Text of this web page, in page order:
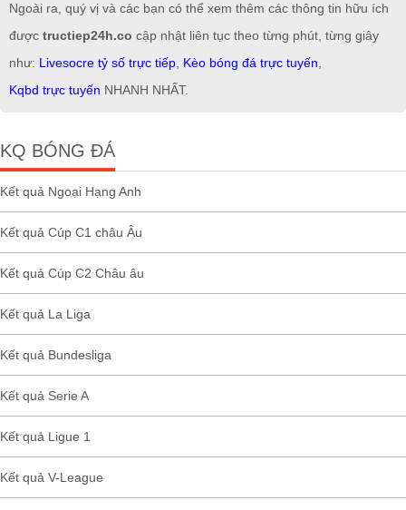
Ngoài ra, quý vị và các bạn có thể xem thêm các thông tin hữu ích
được tructiep24h.co cập nhật liên tục theo từng phút, từng giây
như: Livesocre tỷ số trực tiếp Kèo bóng đá trực tuyến
Kqbd trực tuyến NHANH NHẤT.
KQ BÓNG ĐÁ
Kết quả Ngoại Hạng Anh
Kết quả Cúp C1 châu Âu
Kết quả Cúp C2 Châu âu
Kết quả La Liga
Kết quả Bundesliga
Kết quả Serie A
Kết quả Ligue 1
Kết quả V-League